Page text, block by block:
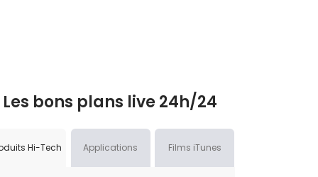
Les bons plans live 24h/24
Hi-Tech Applications Films iTunes